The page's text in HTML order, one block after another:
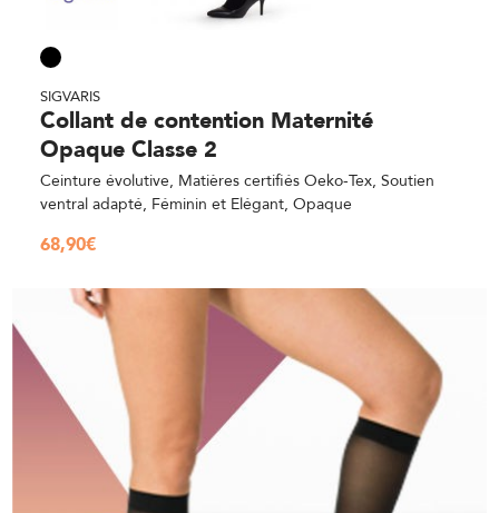
SIGVARIS
Collant de contention Maternité
Opaque Classe 2
Ceinture évolutive, Matières certifiés Oeko-Tex, Soutien
ventral adapté, Féminin et Elégant, Opaque
68,90€